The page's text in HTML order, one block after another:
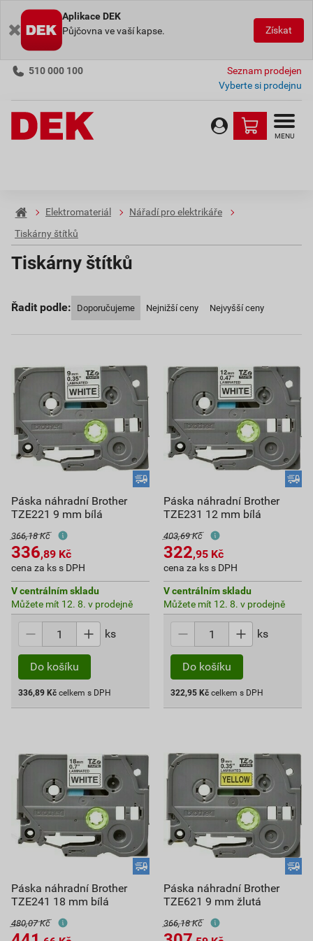
Aplikace DEK
Půjčovna ve vaší kapse.
Získat
510 000 100
Seznam prodejen
Vyberte si prodejnu
MENU
Elektromateriál
Nářadí pro elektrikáře
Tiskárny štítků
Tiskárny štítků
Řadit podle: Doporučujeme Nejnižší ceny Nejvyšší ceny
Páska náhradní Brother
TZE221 9 mm bílá
366,18 Kč
336,89 Kč
cena za ks s DPH
V centrálním skladu
Můžete mít 12. 8. v prodejně
ks
Do košíku
336,89 Kč celkem s DPH
Páska náhradní Brother
TZE231 12 mm bílá
403,69 Kč
322,95 Kč
cena za ks s DPH
V centrálním skladu
Můžete mít 12. 8. v prodejně
ks
Do košíku
322,95 Kč celkem s DPH
Páska náhradní Brother
TZE241 18 mm bílá
480,07 Kč
Páska náhradní Brother
TZE621 9 mm žlutá
366,18 Kč